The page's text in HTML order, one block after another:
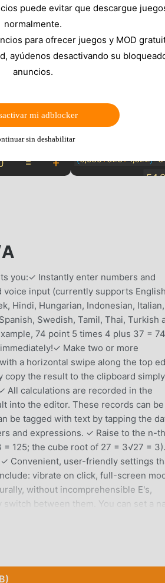
you:✓ Instantly enter numbers and
input (currently supports
Hindi, Hungarian, Indonesian, Italian,
Swedish, Tamil, Thai, Turkish
74 point 5 times 4 plus 37 =
Make two or more
a horizontal swipe along the top
copy the result to the clipboard
All calculations are recorded in the
into the editor. These records can be
be tagged with text by tapping the
and expressions. ✓ Raise to the n-th
125; the cube root of 27 = 3√27 =
Convenient, user-friendly settings
vibrate on click, full-screen
without incomprehensible E's,
between them. You can set a
ha atraído a una gran cantidad de
puede evitar que descargue
normalmente.
para ofrecer juegos y MOD
ayúdenos desactivando su
anuncios.
mi adblocker
sin deshabilitar